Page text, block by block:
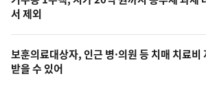
늘
의
영
상
서 제외
보훈의료대상자, 인근 병·의원 등 치매 치료비
받을 수 있어